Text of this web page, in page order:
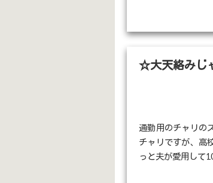
☆大天絡みじ
通勤用のチャリの
チャリですが、高
っと夫が愛用して